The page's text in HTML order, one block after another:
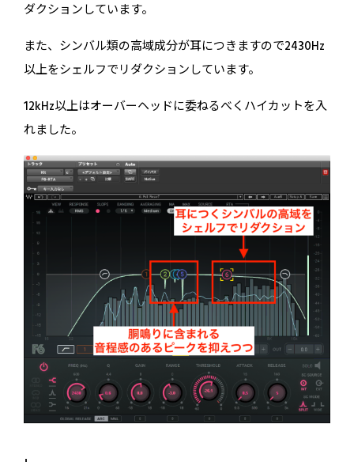
ダクションしています。
また、シンバル類の高域成分が耳につきますので2430Hz
以上をシェルフでリダクションしています。
12kHz以上はオーバーヘッドに委ねるべくハイカットを入
れました。